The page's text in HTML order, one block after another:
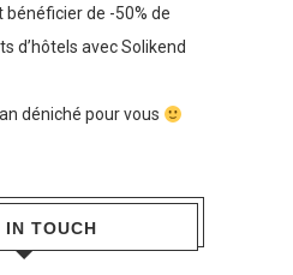
de -50% de
d’hôtels avec Solikend
déniché pour vous
IN TOUCH